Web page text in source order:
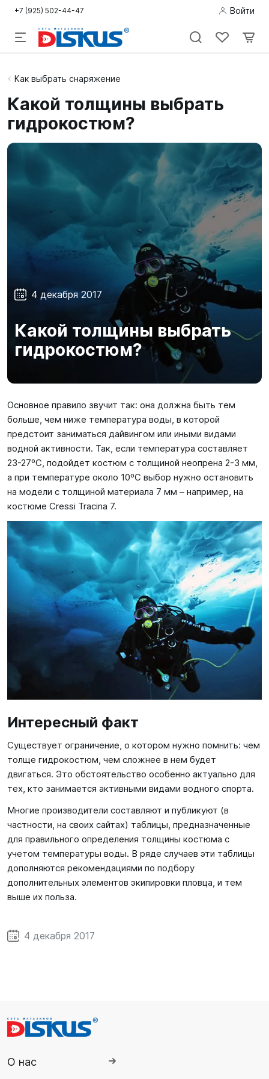
+7 (925) 502-44-47 Войти
Подводная
Дайвинг
Фридайвинг
Бассейн
сёрфинг
Подарочные
Карты
Акции
Как выбрать снаряжение
Какой толщины выбрать
гидрокостюм?
4 декабря 2017
Какой толщины выбрать
гидрокостюм?
Основное правило звучит так: она должна быть тем
больше, чем ниже температура воды, в которой
предстоит заниматься дайвингом или иными видами
водной активности. Так, если температура составляет
23-27ºС, подойдет костюм с толщиной неопрена 2-3 мм,
а при температуре около 10ºС выбор нужно остановить
на модели с толщиной материала 7 мм – например, на
костюме Cressi Tracina 7.
Интересный факт
Существует ограничение, о котором нужно помнить: чем
толще гидрокостюм, чем сложнее в нем будет
двигаться. Это обстоятельство особенно актуально для
тех, кто занимается активными видами водного спорта.
Многие производители составляют и публикуют (в
частности, на своих сайтах) таблицы, предназначенные
для правильного определения толщины костюма с
учетом температуры воды. В ряде случаев эти таблицы
дополняются рекомендациями по подбору
дополнительных элементов экипировки пловца, и тем
выше их польза.
4 декабря 2017
О нас